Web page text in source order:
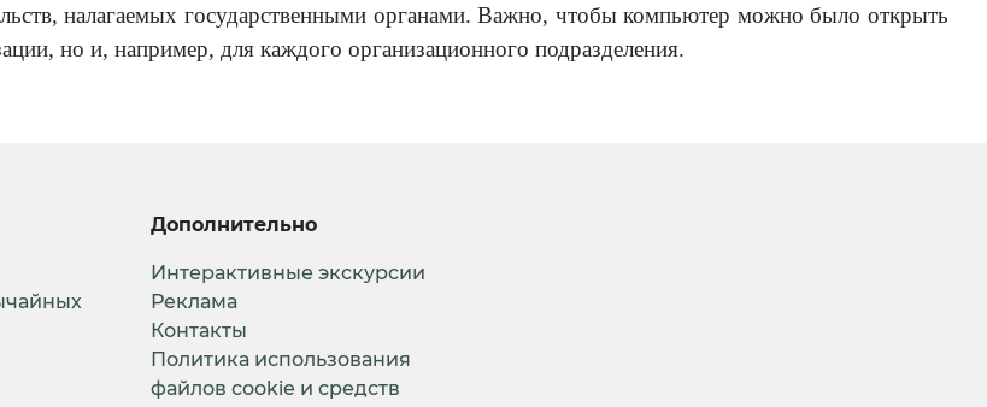
налагаемых государственными органами. Важно, чтобы компьютер можно было открыть
но и, например, для каждого организационного подразделения.
Дополнительно
Интерактивные экскурсии
Реклама
Контакты
Политика использования
файлов cookie и средств